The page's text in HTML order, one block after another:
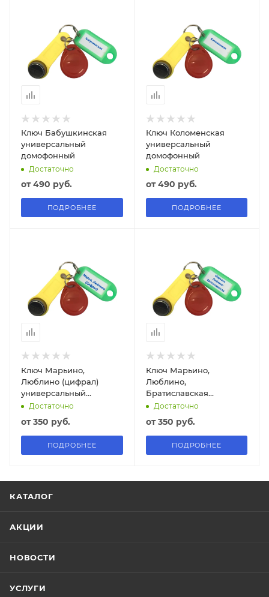
Ключ Бабушкинская
универсальный
домофонный
Достаточно
от490 руб.
ПОДРОБНЕЕ
Ключ Коломенская
универсальный
домофонный
Достаточно
от490 руб.
ПОДРОБНЕЕ
Ключ Марьино,
Люблино (цифрал)
универсальный
домофонный
Достаточно
от350 руб.
ПОДРОБНЕЕ
Ключ Марьино,
Люблино,
Братиславская
универсальный
домофонный
Достаточно
от350 руб.
ПОДРОБНЕЕ
КАТАЛОГ
АКЦИИ
НОВОСТИ
УСЛУГИ